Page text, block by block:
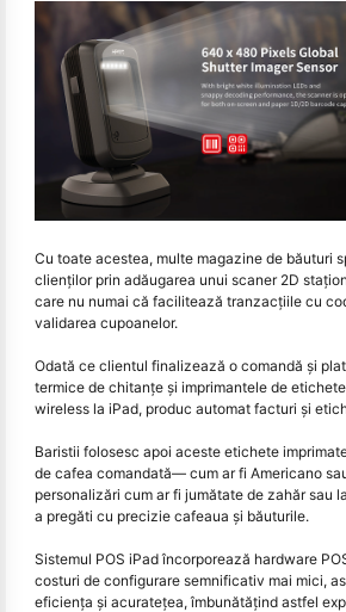
Cu toate acestea, multe magazine de băuturi
clienților prin adăugarea unui scaner 2D
care nu numai că facilitează tranzacțiile cu
validarea cupoanelor.
Odată ce clientul finalizează o comandă și
termice de chitanțe și imprimantele de
wireless la iPad, produc automat facturi și
Baristii folosesc apoi aceste etichete
de cafea comandată— cum ar fi Americano
personalizări cum ar fi jumătate de zahăr sau
a pregăti cu precizie cafeaua și băuturile.
Sistemul POS iPad încorporează hardware
costuri de configurare semnificativ mai mici,
eficiența și acuratețea, îmbunătățind astfel